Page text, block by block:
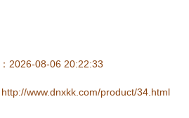
2026-08-06 20:22:33
www.dnxkk.com/product/34.html